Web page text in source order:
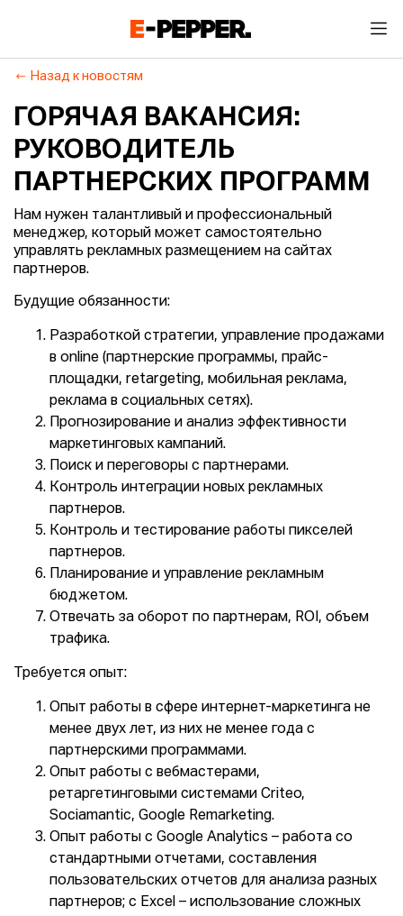
Назад к новостям
ГОРЯЧАЯ ВАКАНСИЯ:
РУКОВОДИТЕЛЬ
ПАРТНЕРСКИХ ПРОГРАММ
Нам нужен талантливый и профессиональный
менеджер, который может самостоятельно
управлять рекламных размещением на сайтах
партнеров.
Будущие обязанности:
Разработкой стратегии, управление продажами
в online (партнерские программы, прайс-
площадки, retargeting, мобильная реклама,
реклама в социальных сетях).
Прогнозирование и анализ эффективности
маркетинговых кампаний.
Поиск и переговоры с партнерами.
Контроль интеграции новых рекламных
партнеров.
Контроль и тестирование работы пикселей
партнеров.
Планирование и управление рекламным
бюджетом.
Отвечать за оборот по партнерам, ROI, объем
трафика.
Требуется опыт:
Опыт работы в сфере интернет-маркетинга не
менее двух лет, из них не менее года с
партнерскими программами.
Опыт работы с вебмастерами,
ретаргетинговыми системами Criteo,
Sociamantic, Google Remarketing.
Опыт работы с Google Analytics – работа со
стандартными отчетами, составления
пользовательских отчетов для анализа разных
партнеров; с Excel – использование сложных